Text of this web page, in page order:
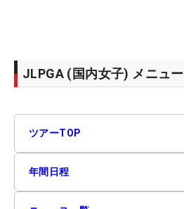
JLPGA (国内女子) メニュー
ツアーTOP
年間日程